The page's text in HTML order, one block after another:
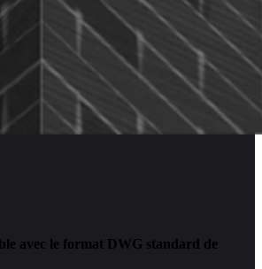
avec le format DWG standard de